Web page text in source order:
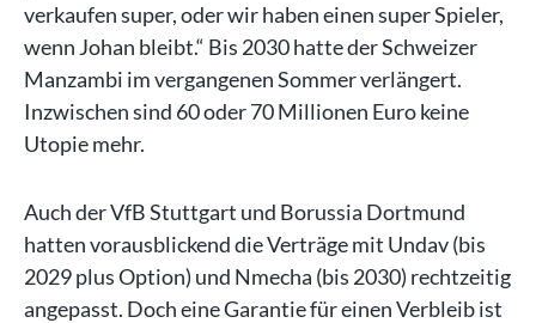
verkaufen super, oder wir haben einen super Spieler,
wenn Johan bleibt.“ Bis 2030 hatte der Schweizer
Manzambi im vergangenen Sommer verlängert.
Inzwischen sind 60 oder 70 Millionen Euro keine
Utopie mehr.
Auch der VfB Stuttgart und Borussia Dortmund
hatten vorausblickend die Verträge mit Undav (bis
2029 plus Option) und Nmecha (bis 2030) rechtzeitig
angepasst. Doch eine Garantie für einen Verbleib ist